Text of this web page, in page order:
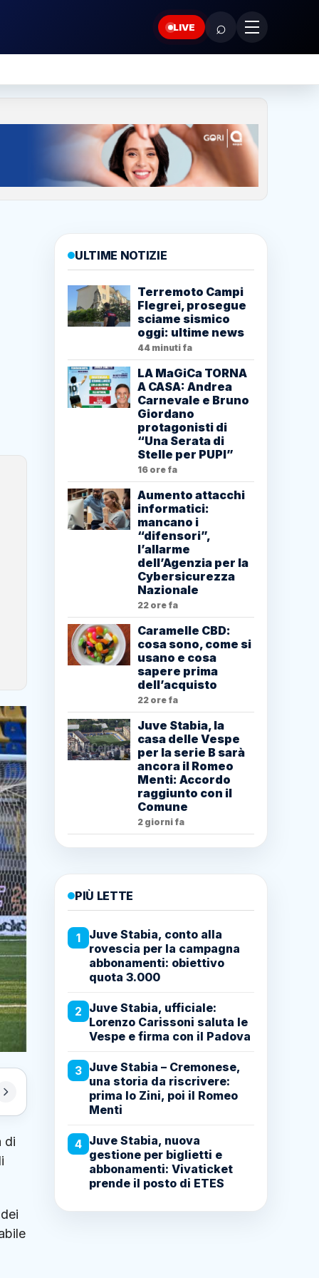
LIVE ⌕
di
ULTIME NOTIZIE
Terremoto Campi
Flegrei, prosegue
sciame sismico
oggi: ultime news
44 minuti fa
LA MaGiCa TORNA
A CASA: Andrea
Carnevale e Bruno
Giordano
protagonisti di
“Una Serata di
Stelle per PUPI”
16 ore fa
Aumento attacchi
informatici:
mancano i
“difensori”,
l’allarme
dell’Agenzia per la
Cybersicurezza
Nazionale
22 ore fa
Caramelle CBD:
cosa sono, come si
usano e cosa
sapere prima
dell’acquisto
22 ore fa
Juve Stabia, la
casa delle Vespe
per la serie B sarà
ancora il Romeo
Menti: Accordo
raggiunto con il
Comune
2 giorni fa
PIÙ LETTE
1
Juve Stabia, conto alla
rovescia per la campagna
abbonamenti: obiettivo
quota 3.000
2 Juve Stabia, ufficiale:
Lorenzo Carissoni saluta le
Vespe e firma con il Padova
3 Juve Stabia – Cremonese,
una storia da riscrivere:
prima lo Zini, poi il Romeo
Menti
4 Juve Stabia, nuova
gestione per biglietti e
abbonamenti: Vivaticket
prende il posto di ETES